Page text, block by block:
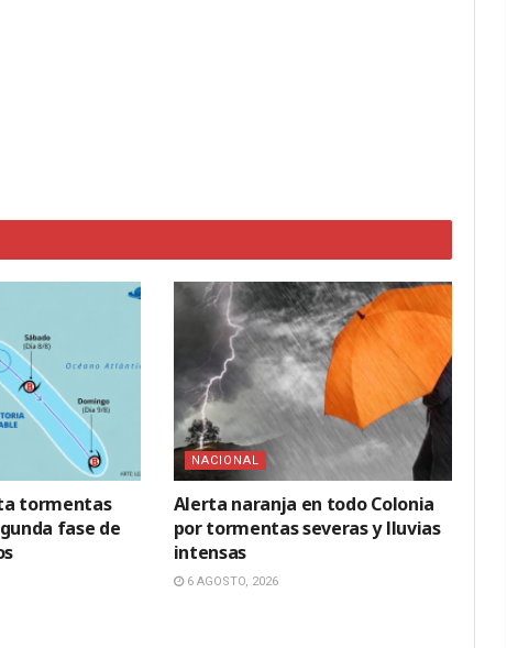
tormentas
fase de
NACIONAL
Alerta naranja en todo Colonia
por tormentas severas y lluvias
intensas
6 AGOSTO, 2026